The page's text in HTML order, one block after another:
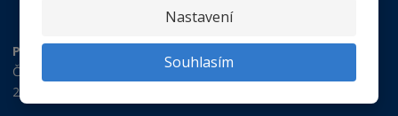
Nastavení
Souhlasím
Provozovna:
Čsl. armády 982
253 01 HOSTIVICE - PRAHA ZÁPAD